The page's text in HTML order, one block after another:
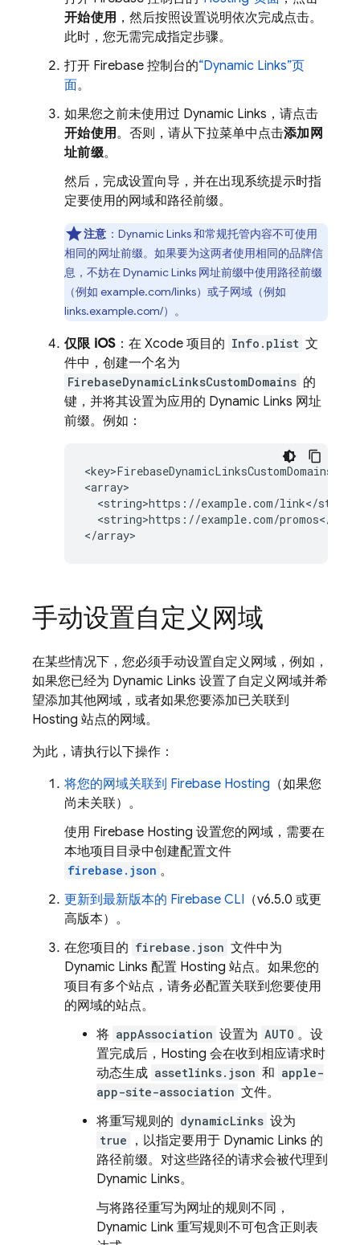
开始使用 ，然后按照设置说明依次完成点击。
此时，您无需完成指定步骤。
打开 Firebase 控制台的“Dynamic Links”页
面。
如果您之前未使用过 Dynamic Links ，请点击
开始使用。否则，请从下拉菜单中点击添加网
址前缀。
然后，完成设置向导，并在出现系统提示时指
定要使用的网域和路径前缀。
注意 ： Dynamic Links和常规托管内容不可使用
相同的网址前缀。如果要为这两者使用相同的品牌信
息，不妨在Dynamic Links 网址前缀中使用路径前缀
（例如 example.com/links）或子网域（例如
links.example.com/）。
仅限 iOS：在 Xcode 项目的 Info.plist 文
件中，创建一个名为
FirebaseDynamicLinksCustomDomains 的
键，并将其设置为应用的 Dynamic Links 网址
前缀。例如：
<key>FirebaseDynamicLinksCustomDomains</
<array>
<string>https://example.com/link</
<string>https://example.com/promos</
手动设置自定义网域
在某些情况下，您必须手动设置自定义网域，例如，
如果您已经为 Dynamic Links 设置了自定义网域并希
望添加其他网域，或者如果您要添加已关联到
Hosting 站点的网域。
为此，请执行以下操作：
将您的网域关联到 Firebase Hosting （如果您
尚未关联）。
使用 Firebase Hosting 设置您的网域，需要在
本地项目目录中创建配置文件
firebase.json 。
更新到最新版本的 Firebase CLI （v6.5.0 或更
高版本）。
在您项目的 firebase.json 文件中为
Dynamic Links 配置 Hosting 站点。如果您的
项目有多个站点，请务必配置关联到您要使用
的网域的站点。
将 appAssociation 设置为 AUTO 。设
置完成后， Hosting 会在收到相应请求时
动态生成 assetlinks.json 和 apple-
app-site-association 文件。
将重写规则的 dynamicLinks 设为
true ，以指定要用于 Dynamic Links 的
路径前缀。对这些路径的请求会被代理到
Dynamic Links。
与将路径重写为网址的规则不同，
Dynamic Link 重写规则不可包含正则表